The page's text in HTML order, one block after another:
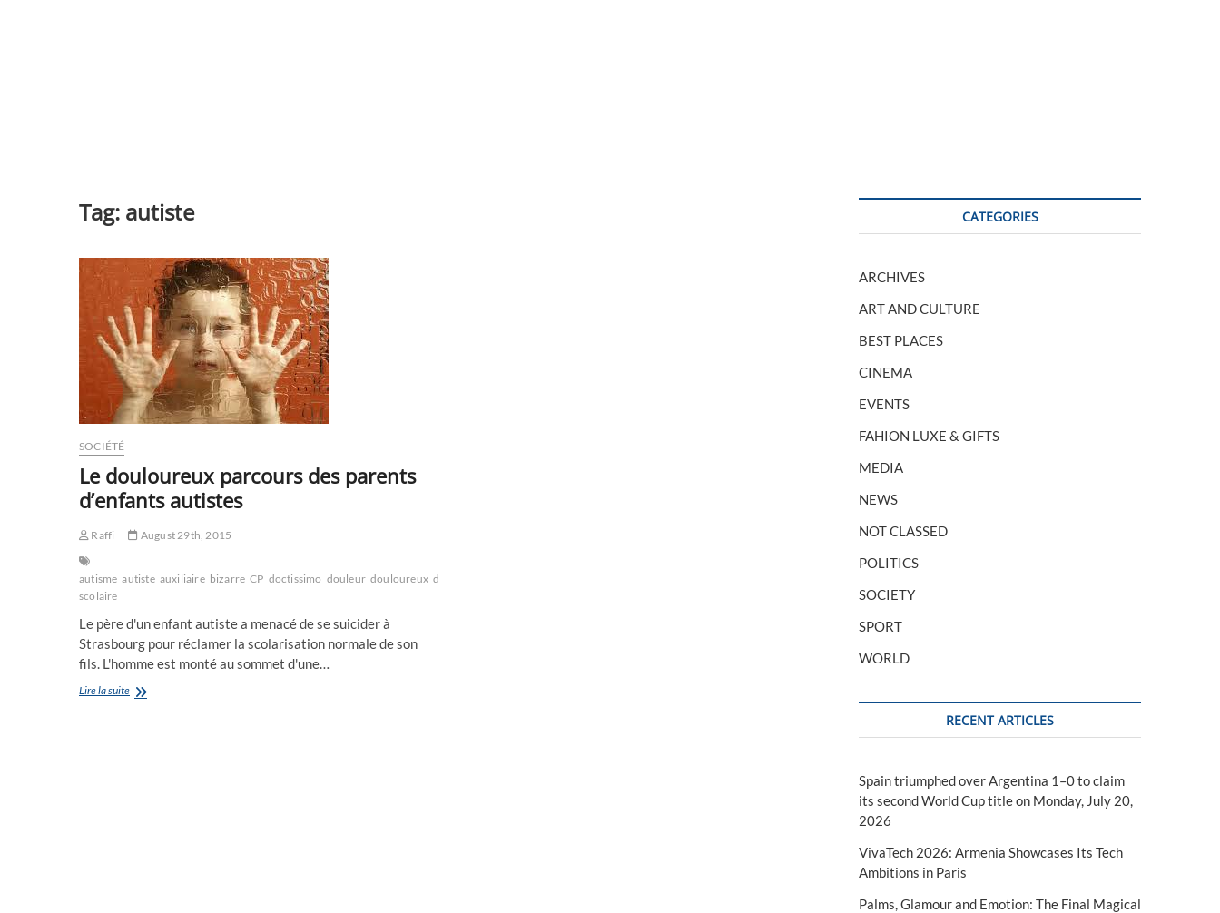
Tag: autiste
SOCIÉTÉ
Le douloureux parcours des parents
d’enfants autistes
Raffi August 29th, 2015
autisme autiste auxiliaire bizarre CP doctissimo douleur douloureux doulourexu
scolaire
Le père d'un enfant autiste a menacé de se suicider à
Strasbourg pour réclamer la scolarisation normale de son
fils. L'homme est monté au sommet d'une…
Lire la suiteLe
CATEGORIES
ARCHIVES
ART AND CULTURE
BEST PLACES
CINEMA
EVENTS
FAHION LUXE & GIFTS
MEDIA
NEWS
NOT CLASSED
POLITICS
SOCIETY
SPORT
WORLD
RECENT ARTICLES
Spain triumphed over Argentina 1–0 to claim
its second World Cup title on Monday, July 20,
2026
VivaTech 2026: Armenia Showcases Its Tech
Ambitions in Paris
Palms, Glamour and Emotion: The Final Magical